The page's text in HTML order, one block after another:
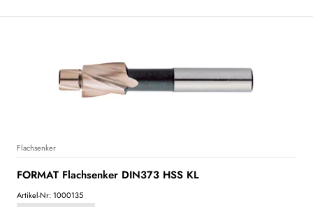
Flachsenker
FORMAT Flachsenker DIN373 HSS KL
Artikel-Nr: 1000135